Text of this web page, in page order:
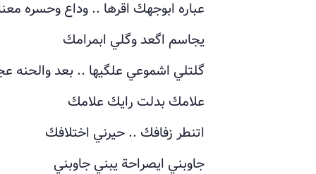
عباره ابوجهك اقرها .. وداع وحسره
يجاسم اگعد وگلي ابمرامك
گلتلي اشموعي علگيها .. بعد والحنه
علامك بدلت رايك علامك
اتنطر زفافك .. حيرني اختلافك
جاوبني ايصراحة يبني جاوبني